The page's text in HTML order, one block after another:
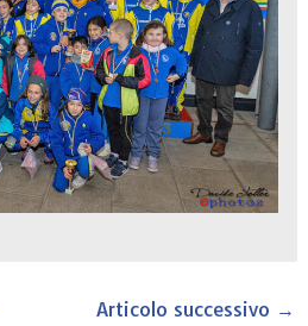
Articolo successivo →